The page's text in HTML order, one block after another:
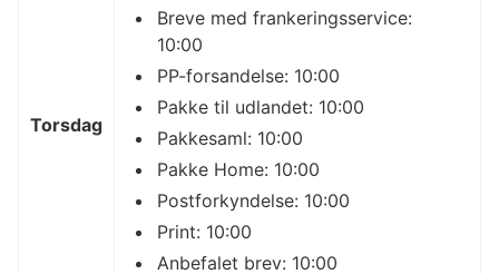
Torsdag
Breve med frankeringsservice:
10:00
PP-forsandelse: 10:00
Pakke til udlandet: 10:00
Pakkesaml: 10:00
Pakke Home: 10:00
Postforkyndelse: 10:00
Print: 10:00
Anbefalet brev: 10:00